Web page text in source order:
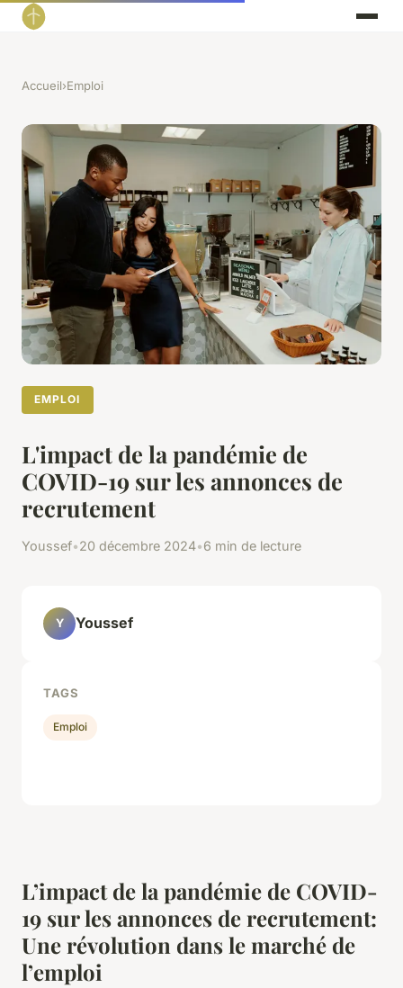
Accueil›Emploi
EMPLOI
L'impact de la pandémie de
COVID-19 sur les annonces de
recrutement
Youssef•20 décembre 2024•6 min de lecture
L’impact de la pandémie de COVID-
19 sur les annonces de recrutement:
Une révolution dans le marché de
l’emploi
Y Youssef
TAGS
Emploi